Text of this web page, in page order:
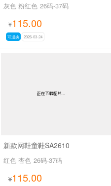
灰色 粉红色 26码-37码
¥115.00
可退换 2026-03-24
新款网鞋童鞋SA2610
红色 杏色 26码-37码
¥115.00